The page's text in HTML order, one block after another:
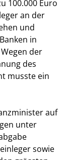
100.000 Euro
an der
und
in
der
des
musste ein
auf
unter
sowie